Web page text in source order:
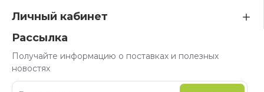
Личный кабинет
Рассылка
Получайте информацию о поставках и полезных
новостях